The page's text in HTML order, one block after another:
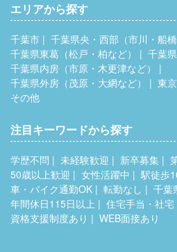
エリアから探す
千葉市
千葉県央・西部（市川・船橋
千葉県東葛（松戸・柏など）
千葉
千葉県内房（市原・木更津など）
千葉県外房（茂原・大網など）
東
その他
注目キーワードから探す
学歴不問 未経験歓迎 新卒募集
50歳以上歓迎
女性活躍中
駅徒歩
車・バイク通勤OK
転勤なし 千葉
年間休日115日以上
住宅手当・社宅
資格支援制度あり
WEB面接あり